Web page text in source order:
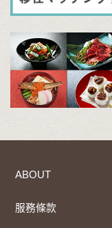
ABOUT
服務條款